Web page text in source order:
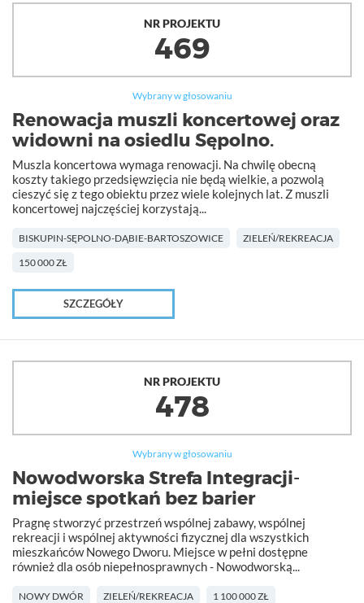
NR PROJEKTU
469
Wybrany w głosowaniu
Renowacja muszli koncertowej oraz
widowni na osiedlu Sępolno.
Muszla koncertowa wymaga renowacji. Na chwilę obecną
koszty takiego przedsięwzięcia nie będą wielkie, a pozwolą
cieszyć się z tego obiektu przez wiele kolejnych lat. Z muszli
koncertowej najczęściej korzystają...
BISKUPIN-SĘPOLNO-DĄBIE-BARTOSZOWICE
ZIELEŃ/REKREACJA
150 000 ZŁ
SZCZEGÓŁY
NR PROJEKTU
478
Wybrany w głosowaniu
Nowodworska Strefa Integracji-
miejsce spotkań bez barier
Pragnę stworzyć przestrzeń wspólnej zabawy, wspólnej
rekreacji i wspólnej aktywności fizycznej dla wszystkich
mieszkańców Nowego Dworu. Miejsce w pełni dostępne
również dla osób niepełnosprawnych - Nowodworską...
NOWY DWÓR ZIELEŃ/REKREACJA 1 100 000 ZŁ